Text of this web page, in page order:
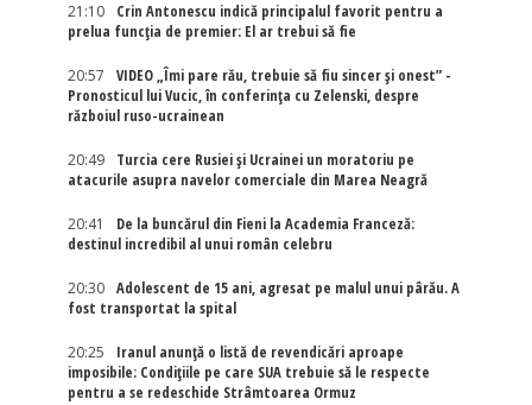
21:10
Crin Antonescu indică principalul favorit pentru a
prelua funcția de premier: El ar trebui să fie
20:57
VIDEO „Îmi pare rău, trebuie să fiu sincer și onest” -
Pronosticul lui Vucic, în conferința cu Zelenski, despre
războiul ruso-ucrainean
20:49
Turcia cere Rusiei și Ucrainei un moratoriu pe
atacurile asupra navelor comerciale din Marea Neagră
20:41
De la buncărul din Fieni la Academia Franceză:
destinul incredibil al unui român celebru
20:30
Adolescent de 15 ani, agresat pe malul unui pârău. A
fost transportat la spital
20:25
Iranul anunță o listă de revendicări aproape
imposibile: Condițiile pe care SUA trebuie să le respecte
pentru a se redeschide Strâmtoarea Ormuz